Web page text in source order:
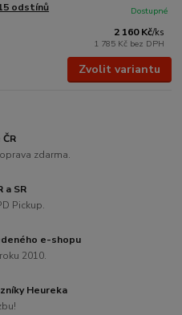
odstínů
2 160 Kč/ks
1 785 Kč bez DPH
Dostupné
Zvolit variantu
zdarma.
a SR
Pickup.
e-shopu
2010.
Heureka